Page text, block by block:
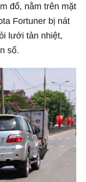
đổ, nằm trên mặt
Fortuner bị nát
lưới tản nhiệt,
số.